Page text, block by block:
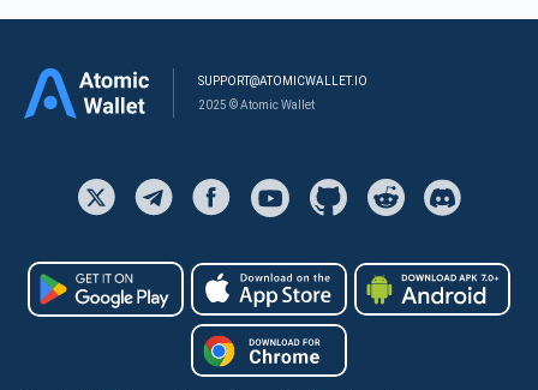
SUPPORT@ATOMICWALLET.IO
2025 © Atomic Wallet